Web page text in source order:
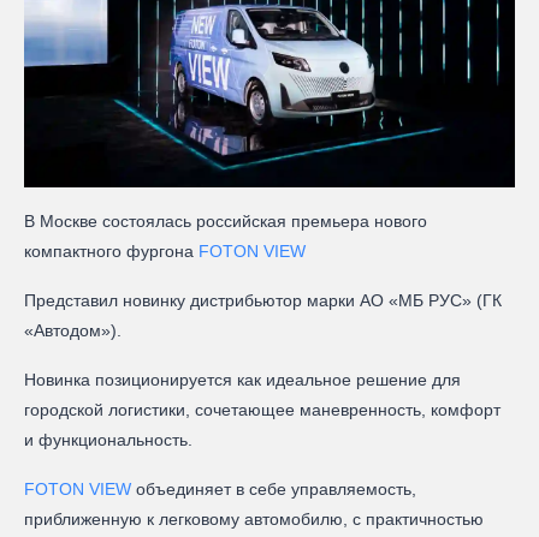
В Москве состоялась российская премьера нового
компактного фургона FOTON VIEW
Представил новинку дистрибьютор марки АО «МБ РУС» (ГК
«Автодом»).
Новинка позиционируется как идеальное решение для
городской логистики, сочетающее маневренность, комфорт
и функциональность.
FOTON VIEW объединяет в себе управляемость,
приближенную к легковому автомобилю, с практичностью